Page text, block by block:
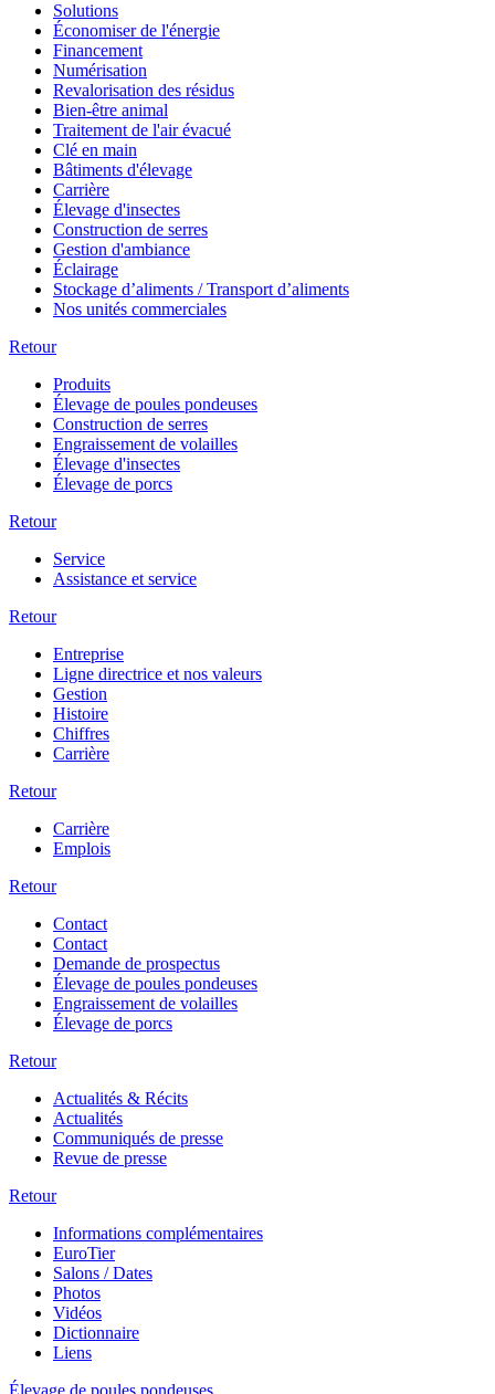
Solutions
Économiser de l'énergie
Financement
Numérisation
Revalorisation des résidus
Bien-être animal
Traitement de l'air évacué
Clé en main
Bâtiments d'élevage
Carrière
Élevage d'insectes
Construction de serres
Gestion d'ambiance
Éclairage
Stockage d’aliments / Transport d’aliments
Nos unités commerciales
Retour
Produits
Élevage de poules pondeuses
Construction de serres
Engraissement de volailles
Élevage d'insectes
Élevage de porcs
Retour
Service
Assistance et service
Retour
Entreprise
Ligne directrice et nos valeurs
Gestion
Histoire
Chiffres
Carrière
Retour
Carrière
Emplois
Retour
Contact
Contact
Demande de prospectus
Élevage de poules pondeuses
Engraissement de volailles
Élevage de porcs
Retour
Actualités & Récits
Actualités
Communiqués de presse
Revue de presse
Retour
Informations complémentaires
EuroTier
Salons / Dates
Photos
Vidéos
Dictionnaire
Liens
Élevage de poules pondeuses